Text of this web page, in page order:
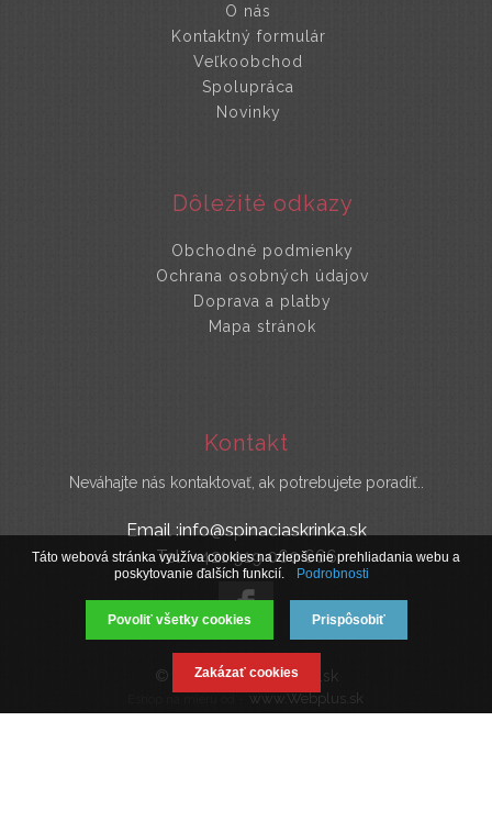
O nás
Kontaktný formulár
Veľkoobchod
Spolupráca
Novinky
Dôležité odkazy
Obchodné podmienky
Ochrana osobných údajov
Doprava a platby
Mapa stránok
Kontakt
Neváhajte nás kontaktovať, ak potrebujete poradiť..
Email :info@spinaciaskrinka.sk
Tel : +421 919 060 666
© 2019 SpinaciaSkrinka.sk
www.Webplus.sk
Táto webová stránka využíva cookies na zlepšenie prehliadania webu a
poskytovanie ďalších funkcií.
Podrobnosti
Povoliť všetky cookies Prispôsobiť
Zakázať cookies